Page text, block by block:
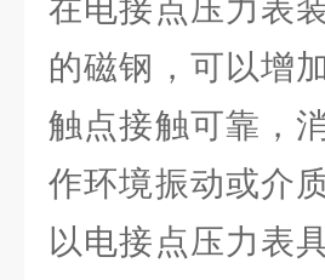
在电接点压力表
的磁钢，可以增
触点接触可靠，
作环境振动或介
以电接点压力表